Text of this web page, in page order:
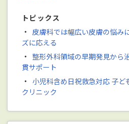
トピックス
・ 皮膚科では幅広い皮膚の悩み
ズに応える
・ 整形外科領域の早期発見から
貫サポート
・ 小児科含め日祝救急対応 子ど
クリニック